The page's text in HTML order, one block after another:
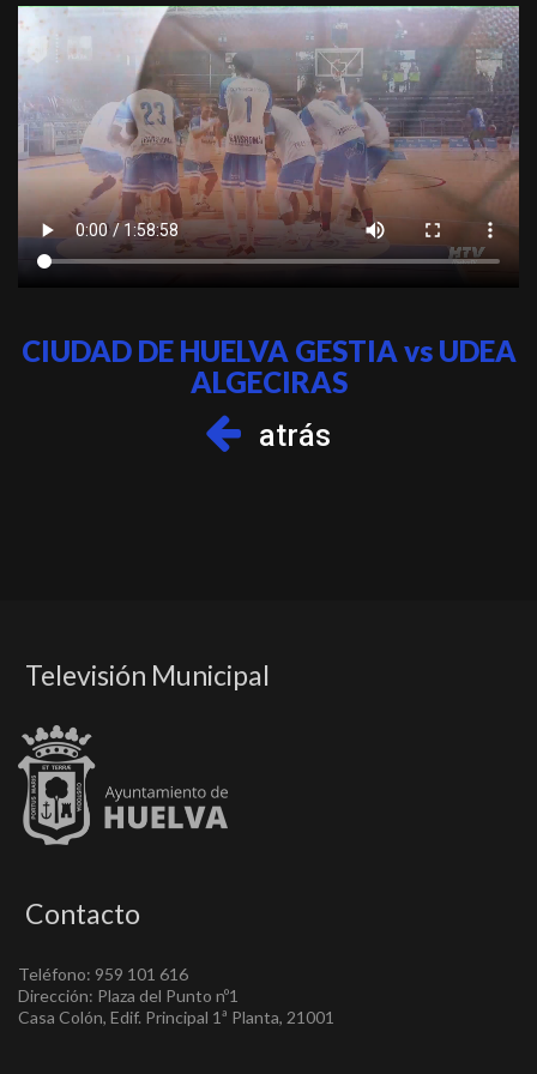
CIUDAD DE HUELVA GESTIA vs UDEA
ALGECIRAS
atrás
Televisión Municipal
Contacto
Teléfono: 959 101 616
Dirección: Plaza del Punto nº1
Casa Colón, Edif. Principal 1ª Planta, 21001